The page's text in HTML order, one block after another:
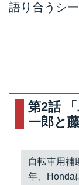
語り合うシ
第2話
一郎と
自転車用補
年、Honda